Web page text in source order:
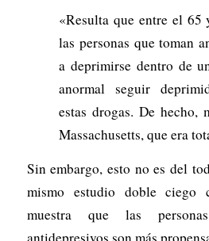
«Resulta que entre el
las personas que toman
a deprimirse dentro de
anormal seguir
estas drogas. De hecho,
Massachusetts, que era
Sin embargo, esto no es del
mismo estudio doble ciego
muestra que las